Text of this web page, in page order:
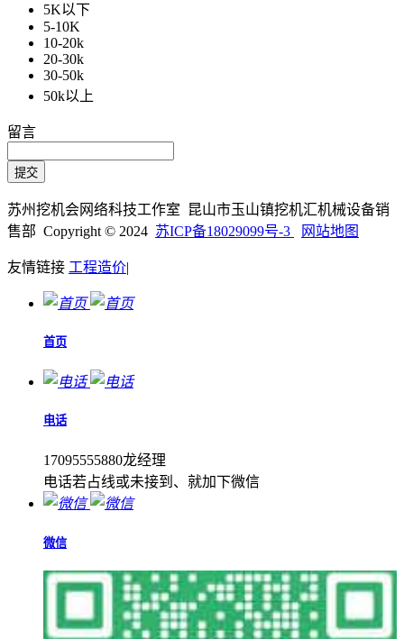
5K以下
5-10K
10-20k
20-30k
30-50k
50k以上
留言
苏州挖机会网络科技工作室 昆山市玉山镇挖机汇机械设备销
售部 Copyright © 2024 苏ICP备18029099号-3 网站地图
友情链接 工程造价|
首页
电话
17095555880龙经理
电话若占线或未接到、就加下微信
微信